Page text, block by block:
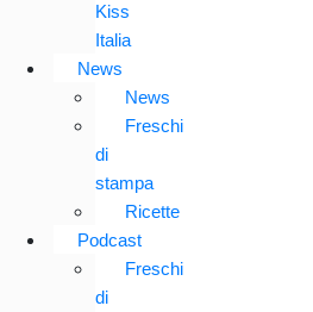
Kiss
Italia
News
News
Freschi
di
stampa
Ricette
Podcast
Freschi
di